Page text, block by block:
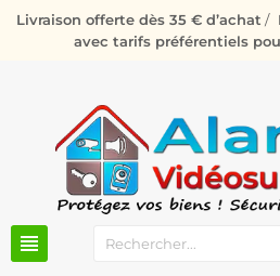
Livraison offerte dès 35 € d’achat /
avec tarifs préférentiels
view_headline